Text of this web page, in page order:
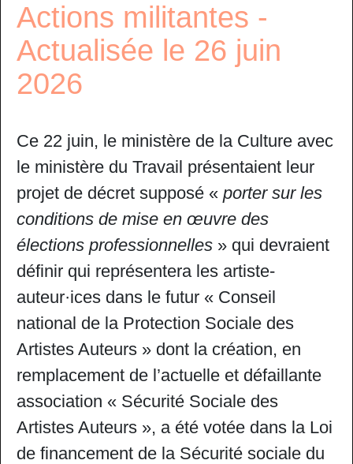
Actions militantes -
Actualisée le 26 juin
2026
Ce 22 juin, le ministère de la Culture avec
le ministère du Travail présentaient leur
projet de décret supposé « porter sur les
conditions de mise en œuvre des
élections professionnelles » qui devraient
définir qui représentera les artiste-
auteur·ices dans le futur « Conseil
national de la Protection Sociale des
Artistes Auteurs » dont la création, en
remplacement de l’actuelle et défaillante
association « Sécurité Sociale des
Artistes Auteurs », a été votée dans la Loi
de financement de la Sécurité sociale du